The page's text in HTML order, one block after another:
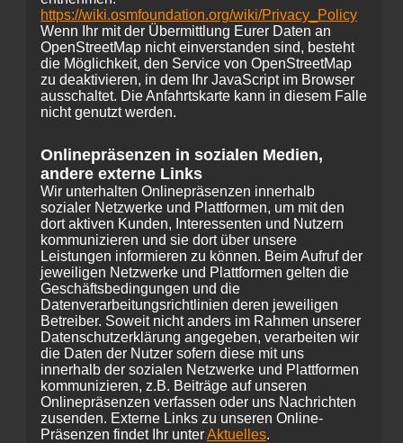
https://wiki.osmfoundation.org/wiki/Privacy_Policy
Wenn Ihr mit der Übermittlung Eurer Daten an
OpenStreetMap nicht einverstanden sind, besteht
die Möglichkeit, den Service von OpenStreetMap
zu deaktivieren, in dem Ihr JavaScript im Browser
ausschaltet. Die Anfahrtskarte kann in diesem Falle
nicht genutzt werden.
Onlinepräsenzen in sozialen Medien,
andere externe Links
Wir unterhalten Onlinepräsenzen innerhalb
sozialer Netzwerke und Plattformen, um mit den
dort aktiven Kunden, Interessenten und Nutzern
kommunizieren und sie dort über unsere
Leistungen informieren zu können. Beim Aufruf der
jeweiligen Netzwerke und Plattformen gelten die
Geschäftsbedingungen und die
Datenverarbeitungsrichtlinien deren jeweiligen
Betreiber. Soweit nicht anders im Rahmen unserer
Datenschutzerklärung angegeben, verarbeiten wir
die Daten der Nutzer sofern diese mit uns
innerhalb der sozialen Netzwerke und Plattformen
kommunizieren, z.B. Beiträge auf unseren
Onlinepräsenzen verfassen oder uns Nachrichten
zusenden. Externe Links zu unseren Online-
Präsenzen findet Ihr unterAktuelles.